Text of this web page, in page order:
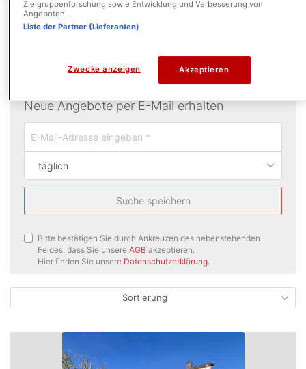
Neue Angebote per E-Mail erhalten
täglich
Suche speichern
Bitte bestätigen Sie durch Ankreuzen des nebenstehenden
Feldes, dass Sie unsere AGB akzeptieren.
Hier finden Sie unsere Datenschutzerklärung.
Sortierung
Zielgruppenforschung sowie Entwicklung und Verbesserung von
Angeboten.
Liste der Partner (Lieferanten)
Zwecke anzeigen Akzeptieren